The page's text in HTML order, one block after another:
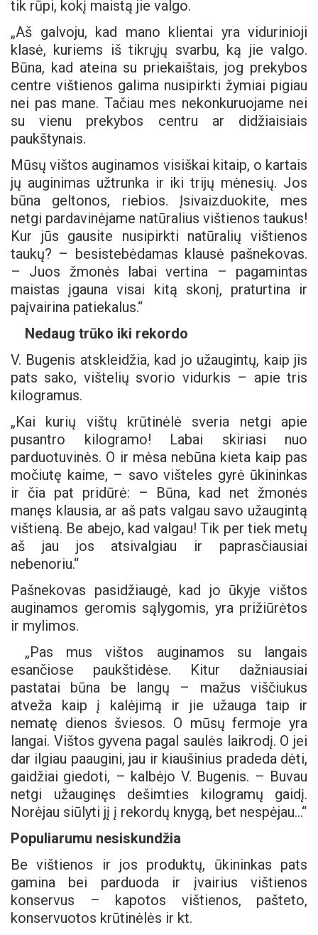
tik rūpi, kokį maistą jie valgo.
„Aš galvoju, kad mano klientai yra vidurinioji
klasė, kuriems iš tikrųjų svarbu, ką jie valgo.
Būna, kad ateina su priekaištais, jog prekybos
centre vištienos galima nusipirkti žymiai pigiau
nei pas mane. Tačiau mes nekonkuruojame nei
su vienu prekybos centru ar didžiaisiais
paukštynais.
Mūsų vištos auginamos visiškai kitaip, o kartais
jų auginimas užtrunka ir iki trijų mėnesių. Jos
būna geltonos, riebios. Įsivaizduokite, mes
netgi pardavinėjame natūralius vištienos taukus!
Kur jūs gausite nusipirkti natūralių vištienos
taukų? – besistebėdamas klausė pašnekovas.
– Juos žmonės labai vertina – pagamintas
maistas įgauna visai kitą skonį, praturtina ir
paįvairina patiekalus.“
Nedaug trūko iki rekordo
V. Bugenis atskleidžia, kad jo užaugintų, kaip jis
pats sako, vištelių svorio vidurkis – apie tris
kilogramus.
„Kai kurių vištų krūtinėlė sveria netgi apie
pusantro kilogramo! Labai skiriasi nuo
parduotuvinės. O ir mėsa nebūna kieta kaip pas
močiutę kaime, – savo višteles gyrė ūkininkas
ir čia pat pridūrė: – Būna, kad net žmonės
manęs klausia, ar aš pats valgau savo užaugintą
vištieną. Be abejo, kad valgau! Tik per tiek metų
aš jau jos atsivalgiau ir paprasčiausiai
nebenoriu.“
Pašnekovas pasidžiaugė, kad jo ūkyje vištos
auginamos geromis sąlygomis, yra prižiūrėtos
ir mylimos.
„Pas mus vištos auginamos su langais
esančiose paukštidėse. Kitur dažniausiai
pastatai būna be langų – mažus viščiukus
atveža kaip į kalėjimą ir jie užauga taip ir
nematę dienos šviesos. O mūsų fermoje yra
langai. Vištos gyvena pagal saulės laikrodį. O jei
dar ilgiau paaugini, jau ir kiaušinius pradeda dėti,
gaidžiai giedoti, – kalbėjo V. Bugenis. – Buvau
netgi užauginęs dešimties kilogramų gaidį.
Norėjau siūlyti jį į rekordų knygą, bet nespėjau…“
Populiarumu nesiskundžia
Be vištienos ir jos produktų, ūkininkas pats
gamina bei parduoda ir įvairius vištienos
konservus – kapotos vištienos, pašteto,
konservuotos krūtinėlės ir kt.